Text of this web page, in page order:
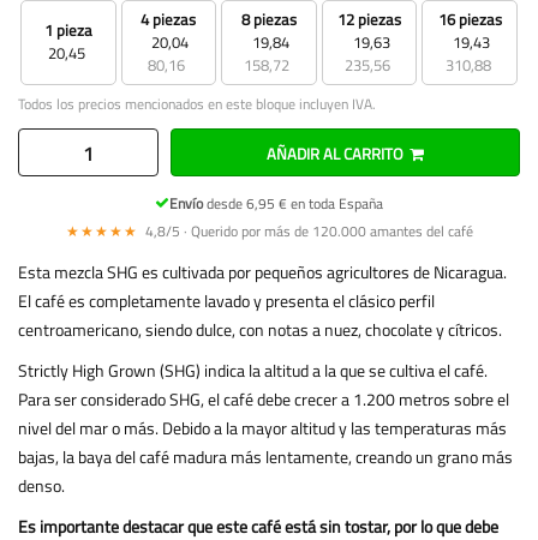
1 pieza
20,45
4 piezas
20,04
80,16
8 piezas
19,84
158,72
12 piezas
19,63
235,56
16 piezas
19,43
310,88
Todos los precios mencionados en este bloque incluyen IVA.
AÑADIR AL CARRITO
Envíodesde 6,95 € en toda España
★★★★★ 4,8/5 · Querido por más de 120.000 amantes del café
Esta mezcla SHG es cultivada por pequeños agricultores de Nicaragua.
El café es completamente lavado y presenta el clásico perfil
centroamericano, siendo dulce, con notas a nuez, chocolate y cítricos.
Strictly High Grown (SHG) indica la altitud a la que se cultiva el café.
Para ser considerado SHG, el café debe crecer a 1.200 metros sobre el
nivel del mar o más. Debido a la mayor altitud y las temperaturas más
bajas, la baya del café madura más lentamente, creando un grano más
denso.
Es importante destacar que este café está sin tostar, por lo que debe